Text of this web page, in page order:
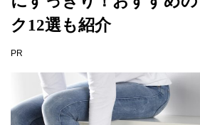
ク12選も紹介
PR